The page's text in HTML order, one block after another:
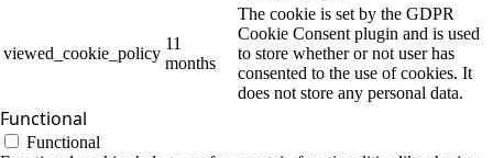
viewed_cookie_policy
11
months
The cookie is set by the GDPR
Cookie Consent plugin and is used
to store whether or not user has
consented to the use of cookies. It
does not store any personal data.
Functional
Functional